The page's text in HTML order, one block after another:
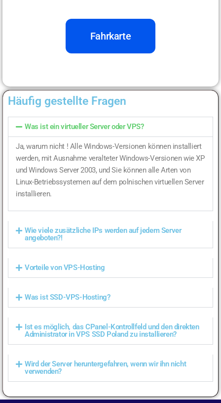
Fahrkarte
Häufig gestellte Fragen
Was ist ein virtueller Server oder VPS?
Ja, warum nicht ! Alle Windows-Versionen können installiert
werden, mit Ausnahme veralteter Windows-Versionen wie XP
und Windows Server 2003, und Sie können alle Arten von
Linux-Betriebssystemen auf dem polnischen virtuellen Server
installieren.
Wie viele zusätzliche IPs werden auf jedem Server
angeboten?!
Vorteile von VPS-Hosting
Was ist SSD-VPS-Hosting?
Ist es möglich, das CPanel-Kontrollfeld und den direkten
Administrator in VPS SSD Poland zu installieren?
Wird der Server heruntergefahren, wenn wir ihn nicht
verwenden?